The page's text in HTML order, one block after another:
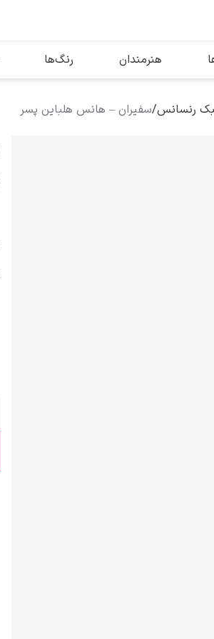
محبوب‌ترین هنرمندان
هنرمندان رنگ‌ها
رنسانس/سفیران – هانس هلباین پسر